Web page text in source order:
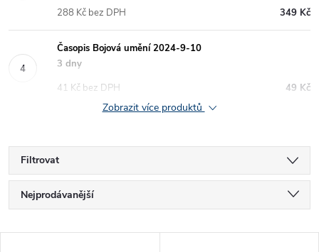
349 Kč
288 Kč bez DPH
Časopis Bojová umění 2024-9-10
3 dny
49 Kč
41 Kč bez DPH
Zobrazit více produktů
Filtrovat
Ř
a
Nejprodávanější